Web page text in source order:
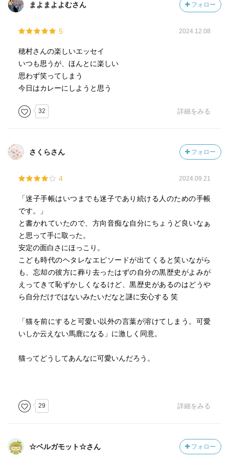
まよまよよむさん フォロー
5 2024.12.08
穂村さんの楽しいエッセイ
いつも思うが、ほんとに楽しい
思わず笑ってしまう
今日はカレーにしようと思う
32 詳細をみる
さくらさん フォロー
4 2024.09.21
「迷子手帳はいつまでも迷子であり続ける人のための手帳
です。」
と書かれていたので、方向音痴な自分にちょうど良いなぁ
と思って手に取った。
安定の面白さにほっこり。
こども時代のヘタレなエピソードが出てくると笑いながら
も、忘却の彼方に葬り去ったはずの自分の黒歴史がよみが
えってきて恥ずかしくなるけど、黒歴史があるのはどうや
ら自分だけではないみたいだなと謎に安心する 笑
「猫を前にすると可愛い以外の言葉が溶けてしまう。可愛
いしか云えない馬鹿になる」に激しく同意。
猫ってどうしてあんなに可愛いんだろう。
29 詳細をみる
☆ベルガモット☆さん フォロー